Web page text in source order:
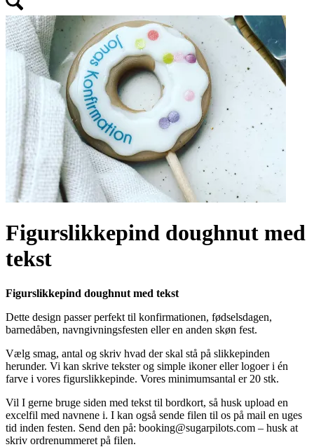
Figurslikkepind doughnut med
tekst
Figurslikkepind doughnut med tekst
Dette design passer perfekt til konfirmationen, fødselsdagen,
barnedåben, navngivningsfesten eller en anden skøn fest.
Vælg smag, antal og skriv hvad der skal stå på slikkepinden
herunder. Vi kan skrive tekster og simple ikoner eller logoer i én
farve i vores figurslikkepinde. Vores minimumsantal er 20 stk.
Vil I gerne bruge siden med tekst til bordkort, så husk upload en
excelfil med navnene i. I kan også sende filen til os på mail en uges
tid inden festen. Send den på: booking@sugarpilots.com – husk at
skriv ordrenummeret på filen.